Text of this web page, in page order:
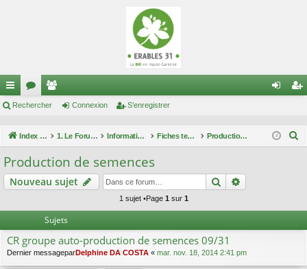
cc
ra
pi
de
or
m
s
e
br
es
xi eg
r
Rechercher Connexion S’enregistrer
Index du forum 1. Le Forum des maraîchers Informations techniques Fiches techniques Occitanie Production de semences
r
Production de semences
Nouveau sujet Rechercher
1 sujet •Page 1 sur 1
Sujets
CR groupe auto-production de semences 09/31
Dernier messageparDelphine DA COSTA « mar. nov. 18, 2014 2:41 pm